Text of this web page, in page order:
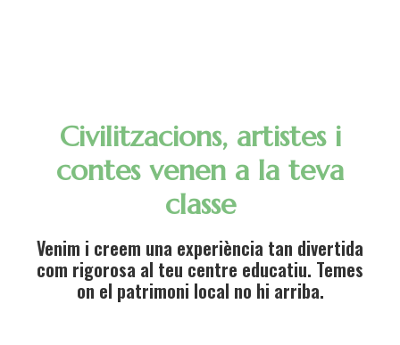
Civilitzacions, artistes i
contes venen a la teva
classe
Venim i creem una experiència tan divertida
com rigorosa al teu centre educatiu. Temes
on el patrimoni local no hi arriba.